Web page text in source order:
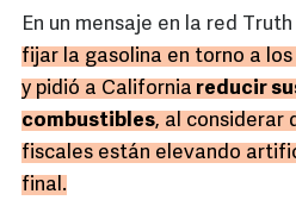
En un mensaje en la red
fijar la gasolina en torno a los
y pidió a California reducir
combustibles, al considerar
fiscales están elevando
final.